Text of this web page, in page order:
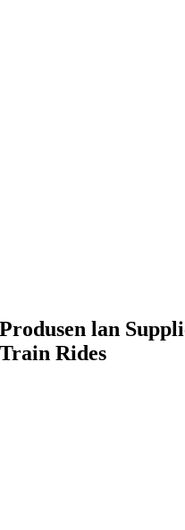
Produsen lan
Train Rides